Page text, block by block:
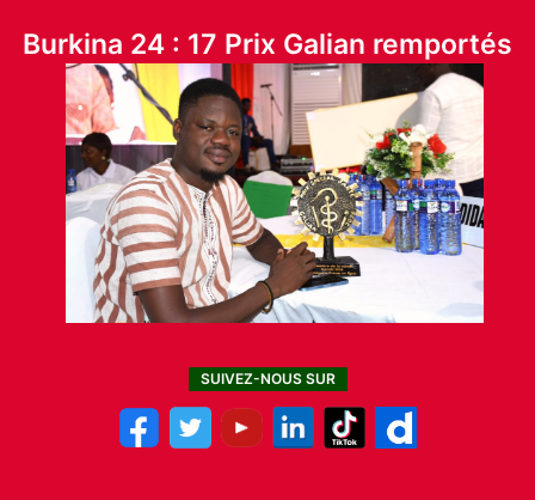
Burkina 24 : 17 Prix Galian remportés
SUIVEZ-NOUS SUR